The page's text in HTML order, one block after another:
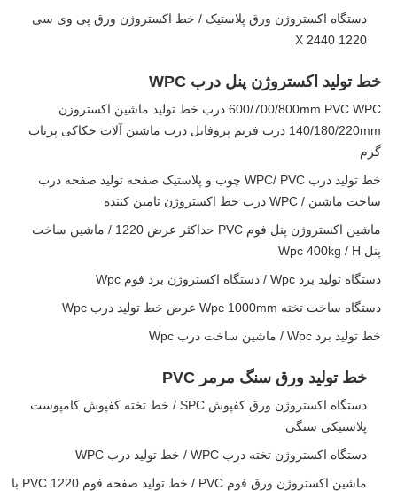
دستگاه اکستروژن ورق پلاستیک / خط اکستروژن ورق پی وی سی
1220 X 2440
خط تولید اکستروژن پنل درب WPC
600/700/800mm PVC WPC درب خط تولید ماشین اکستروزن
140/180/220mm درب فریم پروفایل درب ماشین آلات حکاکی پرتاب
گرم
خط تولید درب WPC/ PVC چوب و پلاستیک صفحه تولید صفحه درب
ساخت ماشین / WPC درب خط اکستروژن تامین کننده
ماشین اکستروژن پنل فوم PVC حداکثر عرض 1220 / ماشین ساخت
پنل Wpc 400kg / H
دستگاه تولید برد Wpc / دستگاه اکستروژن برد فوم Wpc
دستگاه ساخت تخته Wpc 1000mm عرض خط تولید درب Wpc
خط تولید برد Wpc / ماشین ساخت درب Wpc
خط توليد ورق سنگ مرمر PVC
دستگاه اکستروژن ورق کفپوش SPC / خط تخته کفپوش کامپوست
پلاستیکی سنگی
دستگاه اکستروژن تخته درب WPC / خط تولید درب WPC
ماشین اکستروژن ورق فوم PVC / خط تولید صفحه فوم PVC 1220 با